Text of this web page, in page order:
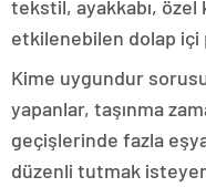
tekstil, ayakkabı, özel
etkilenebilen dolap içi
Kime uygundur
yapanlar, taşınma
geçişlerinde fazla
düzenli tutmak